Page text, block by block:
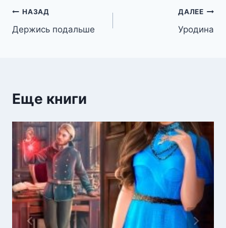
Навигация
по
НАЗАД
Держись подальше
ДАЛЕЕ
Уродина
Еще книги